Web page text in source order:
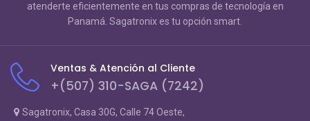
atenderte eficientemente en tus compras de tecnología en
Panamá. Sagatronix es tu opción smart.
Ventas & Atención al Cliente
+(507) 310-SAGA (7242)
Sagatronix, Casa 30G, Calle 74 Oeste,